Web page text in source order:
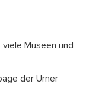
Museen und
der Urner